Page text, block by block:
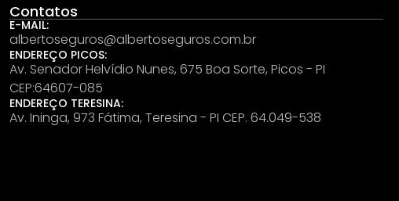
Contatos
E-MAIL:
albertoseguros@albertoseguros.com.br
ENDEREÇO PICOS:
Av. Senador Helvídio Nunes, 675 Boa Sorte, Picos - PI
CEP:64607-085
ENDEREÇO TERESINA:
Av. Ininga, 973 Fátima, Teresina - PI CEP. 64.049-538